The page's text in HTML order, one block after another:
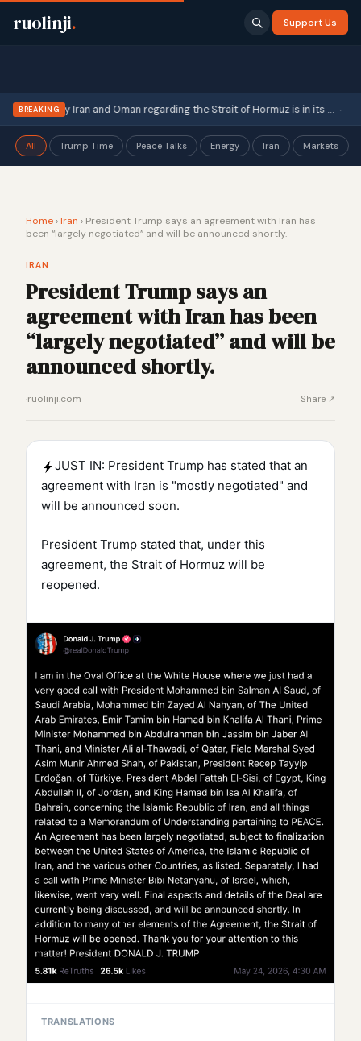
ruolinji. Support Us
BREAKINGby Iran and Oman regarding the Strait of Hormuz is in its … · The
All Trump Time Peace Talks Energy Iran Markets
Home ›Iran › President Trump says an agreement with Iran has
been “largely negotiated” and will be announced shortly.
IRAN
President Trump says an
agreement with Iran has been
“largely negotiated” and will be
announced shortly.
·ruolinji.com Share ↗
JUST IN: President Trump has stated that an
agreement with Iran is "mostly negotiated" and
will be announced soon.
President Trump stated that, under this
agreement, the Strait of Hormuz will be
reopened.
TRANSLATIONS